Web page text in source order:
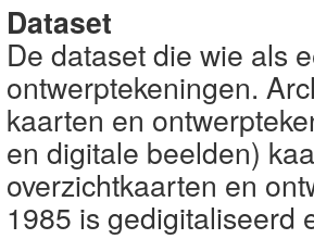
Dataset
De dataset die wie als
ontwerptekeningen.
kaarten en
en digitale beelden)
overzichtkaarten en
1985 is gedigitaliseerd